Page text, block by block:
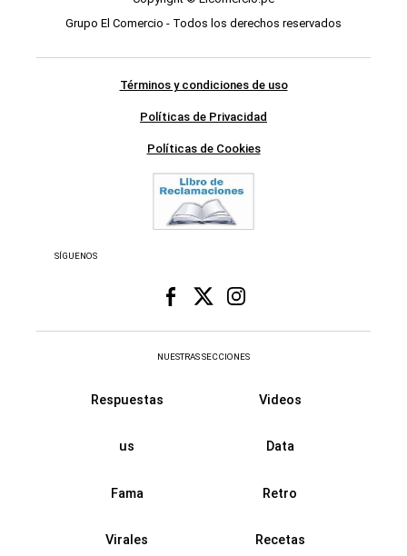
Grupo El Comercio - Todos los derechos reservados
Términos y condiciones de uso
Políticas de Privacidad
Políticas de Cookies
SÍGUENOS
NUESTRAS SECCIONES
Respuestas Videos
us Data
Fama Retro
Virales Recetas